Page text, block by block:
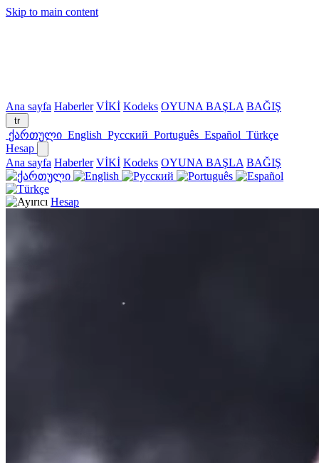
Skip to main content
Ana sayfa Haberler VİKİ Kodeks OYUNA BAŞLA BAĞIŞ
tr
ქართული English Русский Português Español Türkçe
Hesap
Ana sayfa Haberler VİKİ Kodeks OYUNA BAŞLA BAĞIŞ
Hesap